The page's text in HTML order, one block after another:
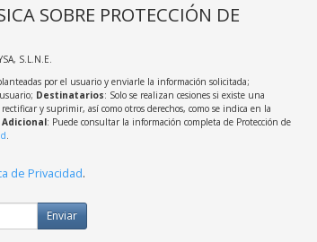
SOBRE PROTECCIÓN DE
S.L.N.E.
por el usuario y enviarle la información solicitada;
Destinatarios: Solo se realizan cesiones si existe una
rectificar y suprimir, así como otros derechos, como se indica en la
: Puede consultar la información completa de Protección de
.
de Privacidad.
Enviar